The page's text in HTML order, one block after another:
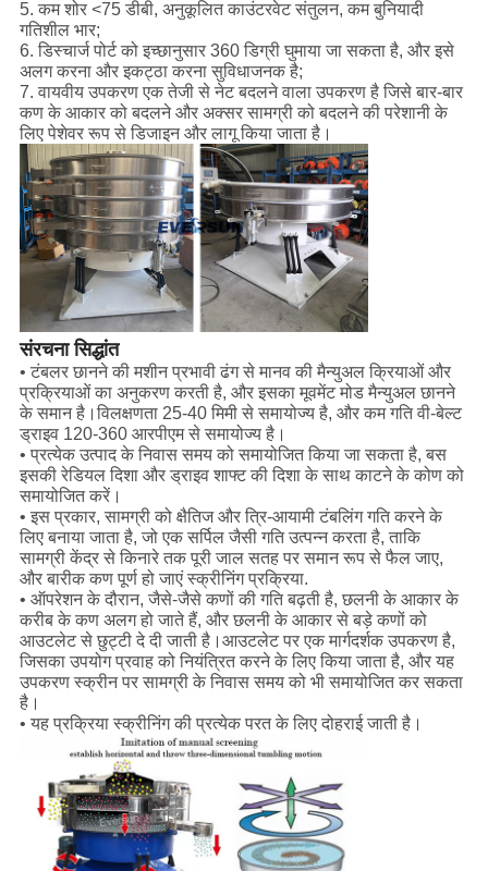
5. कम शोर <75 डीबी, अनुकूलित काउंटरवेट संतुलन, कम बुनियादी
गतिशील भार;
6. डिस्चार्ज पोर्ट को इच्छानुसार 360 डिग्री घुमाया जा सकता है, और इसे
अलग करना और इकट्ठा करना सुविधाजनक है;
7. वायवीय उपकरण एक तेजी से नेट बदलने वाला उपकरण है जिसे बार-बार
कण के आकार को बदलने और अक्सर सामग्री को बदलने की परेशानी के
लिए पेशेवर रूप से डिजाइन और लागू किया जाता है।
संरचना सिद्धांत
• टंबलर छानने की मशीन प्रभावी ढंग से मानव की मैन्युअल क्रियाओं और
प्रक्रियाओं का अनुकरण करती है, और इसका मूवमेंट मोड मैन्युअल छानने
के समान है।विलक्षणता 25-40 मिमी से समायोज्य है, और कम गति वी-बेल्ट
ड्राइव 120-360 आरपीएम से समायोज्य है।
• प्रत्येक उत्पाद के निवास समय को समायोजित किया जा सकता है, बस
इसकी रेडियल दिशा और ड्राइव शाफ्ट की दिशा के साथ काटने के कोण को
समायोजित करें।
• इस प्रकार, सामग्री को क्षैतिज और त्रि-आयामी टंबलिंग गति करने के
लिए बनाया जाता है, जो एक सर्पिल जैसी गति उत्पन्न करता है, ताकि
सामग्री केंद्र से किनारे तक पूरी जाल सतह पर समान रूप से फैल जाए,
और बारीक कण पूर्ण हो जाएं स्क्रीनिंग प्रक्रिया.
• ऑपरेशन के दौरान, जैसे-जैसे कणों की गति बढ़ती है, छलनी के आकार के
करीब के कण अलग हो जाते हैं, और छलनी के आकार से बड़े कणों को
आउटलेट से छुट्टी दे दी जाती है।आउटलेट पर एक मार्गदर्शक उपकरण है,
जिसका उपयोग प्रवाह को नियंत्रित करने के लिए किया जाता है, और यह
उपकरण स्क्रीन पर सामग्री के निवास समय को भी समायोजित कर सकता
है।
• यह प्रक्रिया स्क्रीनिंग की प्रत्येक परत के लिए दोहराई जाती है।